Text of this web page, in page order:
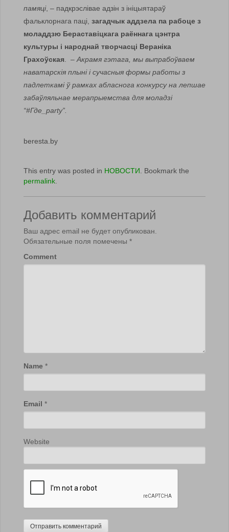
памяці, – падкрэслівае адзін з ініцыятараў
фальклорнага паці, загадчык аддзела па рабоце з
моладдзю Бераставіцкага раённага цэнтра
культуры і народнай творчасці Вераніка
Грахоўская . – Акрамя гэтага, мы выпрабоўваем
наватарскія плыні і сучасныя формы работы з
падлеткамі ў рамках абласнога конкурсу на лепшае
забаўляльнае мерапрыемства для моладзі
“#Где_party”.
beresta.by
This entry was posted in НОВОСТИ . Bookmark the
permalink
Добавить комментарий
Ваш адрес email не будет опубликован.
Обязательные поля помечены *
Comment
Name *
Email *
Website